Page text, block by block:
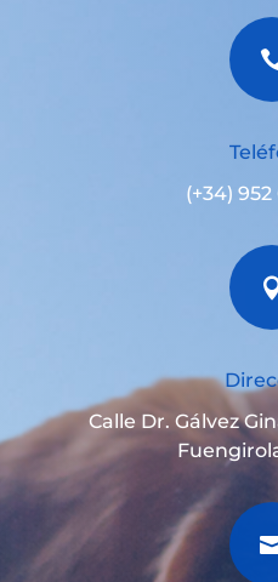
(+34)
Calle Dr. Gálvez